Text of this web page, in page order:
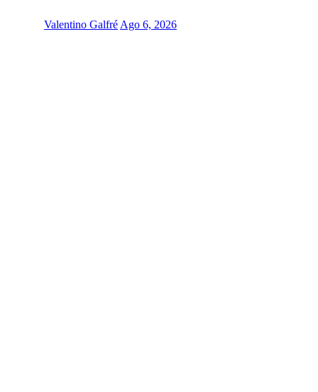
Valentino Galfré Ago 6, 2026